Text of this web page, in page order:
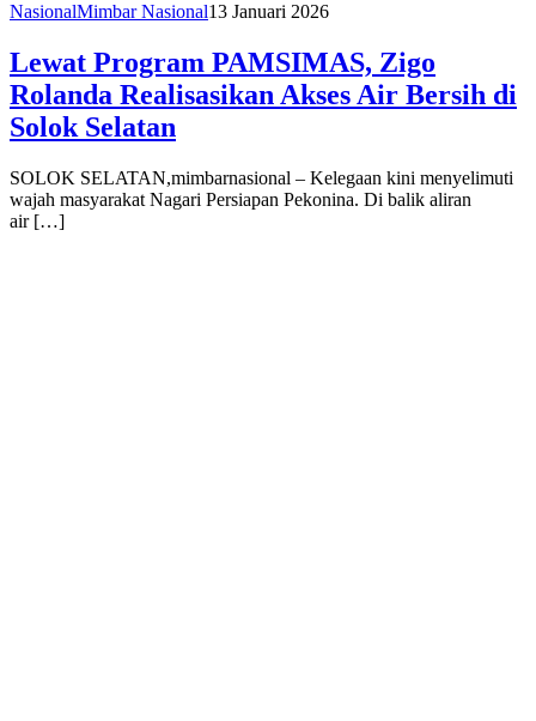
NasionalMimbar Nasional13 Januari 2026
Lewat Program PAMSIMAS, Zigo
Rolanda Realisasikan Akses Air Bersih di
Solok Selatan
SOLOK SELATAN,mimbarnasional – Kelegaan kini menyelimuti
wajah masyarakat Nagari Persiapan Pekonina. Di balik aliran
air […]